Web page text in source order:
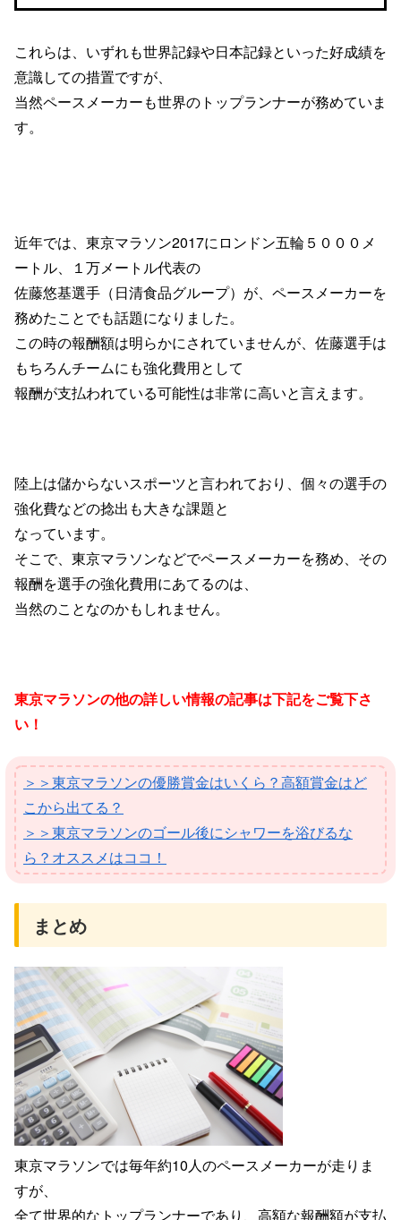
これらは、いずれも世界記録や日本記録といった好成績を
意識しての措置ですが、
当然ペースメーカーも世界のトップランナーが務めていま
す。
近年では、東京マラソン2017にロンドン五輪５０００メ
ートル、
１万メートル代表の
佐藤悠基選手（日清食品グループ）が、 ペースメーカーを
務めたことでも話題になりました。
この時の報酬額は明らかにされていませんが、 佐藤選手は
もちろんチームにも強化費用として
報酬が支払われている可能性は非常に高いと言えます。
陸上は儲からないスポーツと言われており、 個々の選手の
強化費などの捻出も大きな課題と
なっています。
そこで、東京マラソンなどでペースメーカーを務め、 その
報酬を選手の強化費用にあてるのは、
当然のことなのかもしれません。
東京マラソンの他の詳しい情報の記事は下記をご覧下さ
い！
＞＞東京マラソンの優勝賞金はいくら？高額賞金はど
こから出てる？
＞＞東京マラソンのゴール後にシャワーを浴びるな
ら？オススメはココ！
まとめ
東京マラソンでは毎年約10人のペースメーカーが走りま
すが、
全て世界的なトップランナーであり、 高額な報酬額が支払